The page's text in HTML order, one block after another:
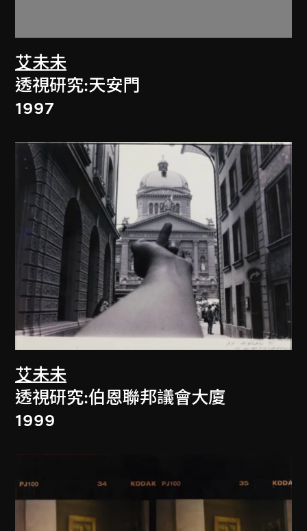
艾未未
透視研究:天安門
1997
艾未未
透視研究:伯恩聯邦議會大廈
1999